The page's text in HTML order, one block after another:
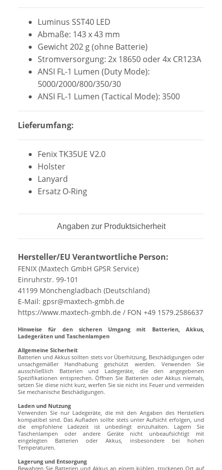
Luminus SST40 LED
Abmaße: 143 x 43 mm
Gewicht 202 g (ohne Batterie)
Stromversorgung: 2x 18650 oder 4x CR123A
ANSI FL-1 Lumen (Duty Mode):
5000/2000/800/350/30
ANSI FL-1 Lumen (Tactical Mode): 3500
Lieferumfang:
Fenix TK35UE V2.0
Holster
Lanyard
Ersatz O-Ring
Angaben zur Produktsicherheit
Hersteller/EU Verantwortliche Person:
FENIX (Maxtech GmbH GPSR Service)
Einruhrstr. 99-101
41199 Mönchengladbach (Deutschland)
E-Mail: gpsr@maxtech-gmbh.de
https://www.maxtech-gmbh.de / FON +49 1579.2586637
Hinweise für den sicheren Umgang mit Batterien, Akkus,
Ladegeräten und Taschenlampen
Allgemeine Sicherheit
Batterien und Akkus sollten stets vor Überhitzung, Beschädigungen oder
unsachgemäßer Handhabung geschützt werden. Verwenden Sie
ausschließlich Batterien und Ladegeräte, die den angegebenen
Spezifikationen entsprechen. Öffnen Sie Batterien oder Akkus niemals,
setzen Sie diese nicht kurz, werfen Sie sie nicht ins Feuer und vermeiden
Sie mechanische Beschädigungen.
Laden und Nutzung
Verwenden Sie nur Ladegeräte, die mit den Angaben des Herstellers
kompatibel sind. Das Aufladen sollte stets unter Aufsicht erfolgen, und
die empfohlene Ladezeit ist unbedingt einzuhalten. Lagern Sie
Taschenlampen oder andere Geräte nicht unbeaufsichtigt mit
eingelegten Batterien oder Akkus, insbesondere bei hohen
Temperaturen.
Lagerung und Entsorgung
Bewahren Sie Batterien und Akkus an einem kühlen, trockenen Ort auf